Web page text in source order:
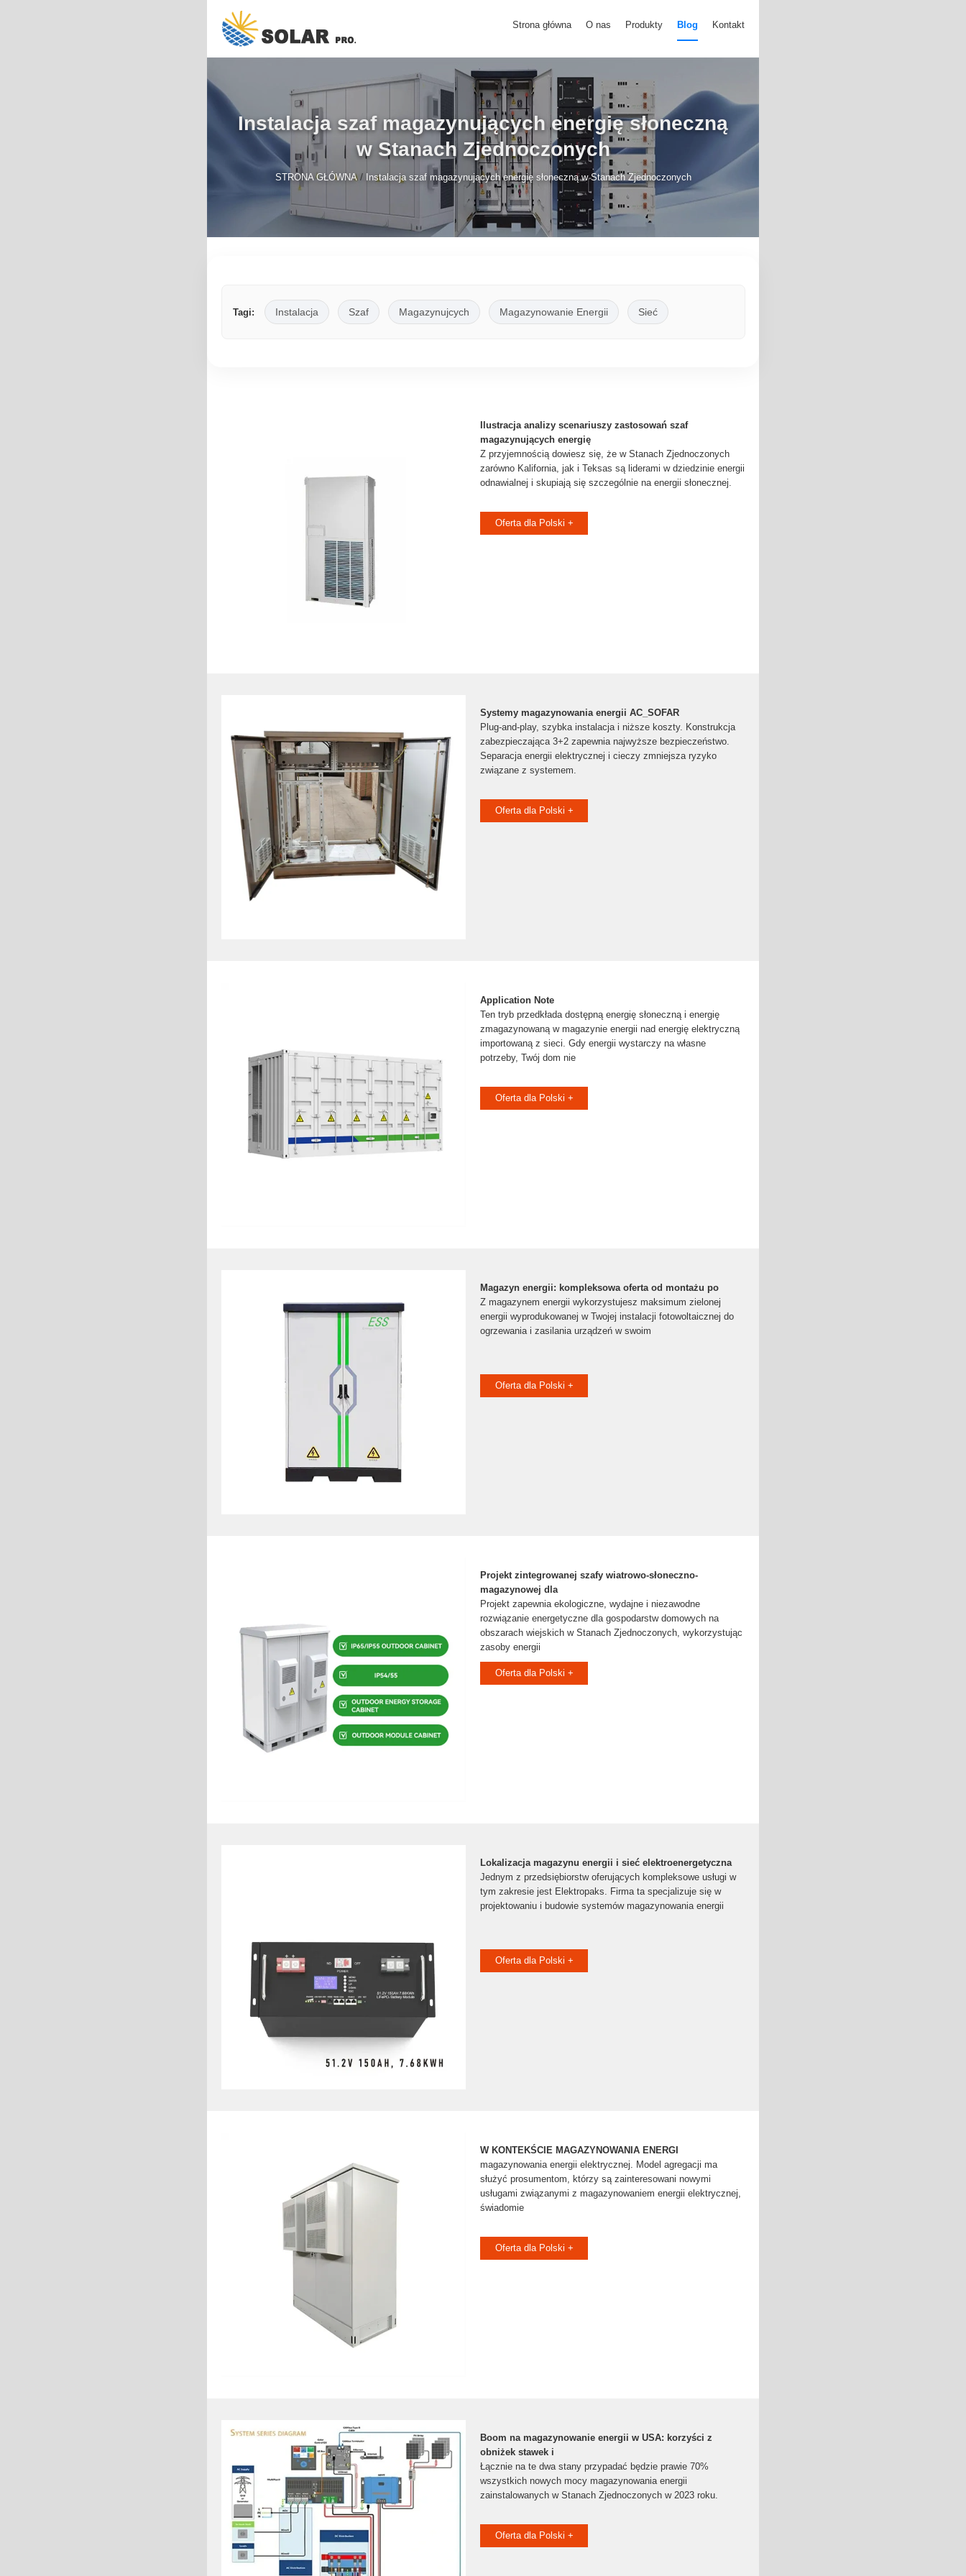
Strona główna O nas Produkty Blog Kontakt
Instalacja szaf magazynujących energię słoneczną
w Stanach Zjednoczonych
STRONA GŁÓWNA/ Instalacja szaf magazynujących energię słoneczną w Stanach Zjednoczonych
Tagi: Instalacja Szaf Magazynujcych Magazynowanie Energii Sieć
Ilustracja analizy scenariuszy zastosowań szaf
magazynujących energię
Z przyjemnością dowiesz się, że w Stanach Zjednoczonych
zarówno Kalifornia, jak i Teksas są liderami w dziedzinie energii
odnawialnej i skupiają się szczególnie na energii słonecznej.
Oferta dla Polski +
Systemy magazynowania energii AC_SOFAR
Plug-and-play, szybka instalacja i niższe koszty. Konstrukcja
zabezpieczająca 3+2 zapewnia najwyższe bezpieczeństwo.
Separacja energii elektrycznej i cieczy zmniejsza ryzyko
związane z systemem.
Oferta dla Polski +
Application Note
Ten tryb przedkłada dostępną energię słoneczną i energię
zmagazynowaną w magazynie energii nad energię elektryczną
importowaną z sieci. Gdy energii wystarczy na własne
potrzeby, Twój dom nie
Oferta dla Polski +
Magazyn energii: kompleksowa oferta od montażu po
Z magazynem energii wykorzystujesz maksimum zielonej
energii wyprodukowanej w Twojej instalacji fotowoltaicznej do
ogrzewania i zasilania urządzeń w swoim
Oferta dla Polski +
Projekt zintegrowanej szafy wiatrowo-słoneczno-
magazynowej dla
Projekt zapewnia ekologiczne, wydajne i niezawodne
rozwiązanie energetyczne dla gospodarstw domowych na
obszarach wiejskich w Stanach Zjednoczonych, wykorzystując
zasoby energii
Oferta dla Polski +
Lokalizacja magazynu energii i sieć elektroenergetyczna
Jednym z przedsiębiorstw oferujących kompleksowe usługi w
tym zakresie jest Elektropaks. Firma ta specjalizuje się w
projektowaniu i budowie systemów magazynowania energii
Oferta dla Polski +
W KONTEKŚCIE MAGAZYNOWANIA ENERGI
magazynowania energii elektrycznej. Model agregacji ma
służyć prosumentom, którzy są zainteresowani nowymi
usługami związanymi z magazynowaniem energii elektrycznej,
świadomie
Oferta dla Polski +
Boom na magazynowanie energii w USA: korzyści z
obniżek stawek i
Łącznie na te dwa stany przypadać będzie prawie 70%
wszystkich nowych mocy magazynowania energii
zainstalowanych w Stanach Zjednoczonych w 2023 roku.
Oferta dla Polski +